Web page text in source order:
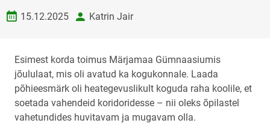
Loomise kuupäev
15.12.2025 autorKatrin Jair
Esimest korda toimus Märjamaa Gümnaasiumis
jõululaat, mis oli avatud ka kogukonnale. Laada
põhieesmärk oli heategevuslikult koguda raha koolile, et
soetada vahendeid koridoridesse – nii oleks õpilastel
vahetundides huvitavam ja mugavam olla.